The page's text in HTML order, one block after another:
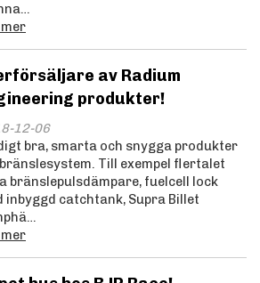
mer
av Radium
produkter!
12-06
bra, smarta och snygga produkter
Till exempel flertalet
bränslepulsdämpare, fuelcell lock
inbyggd catchtank, Supra Billet
mer